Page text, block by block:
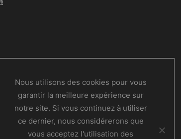
Facebook
Nous utilisons des cookies pour vous
garantir la meilleure expérience sur
notre site. Si vous continuez à utiliser
ce dernier, nous considérerons que
vous acceptez l'utilisation des